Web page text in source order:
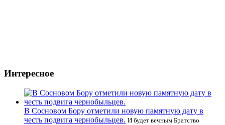
Интересное
В Сосновом Бору отметили новую памятную дату в
честь подвига чернобыльцев. И будет вечным Братство